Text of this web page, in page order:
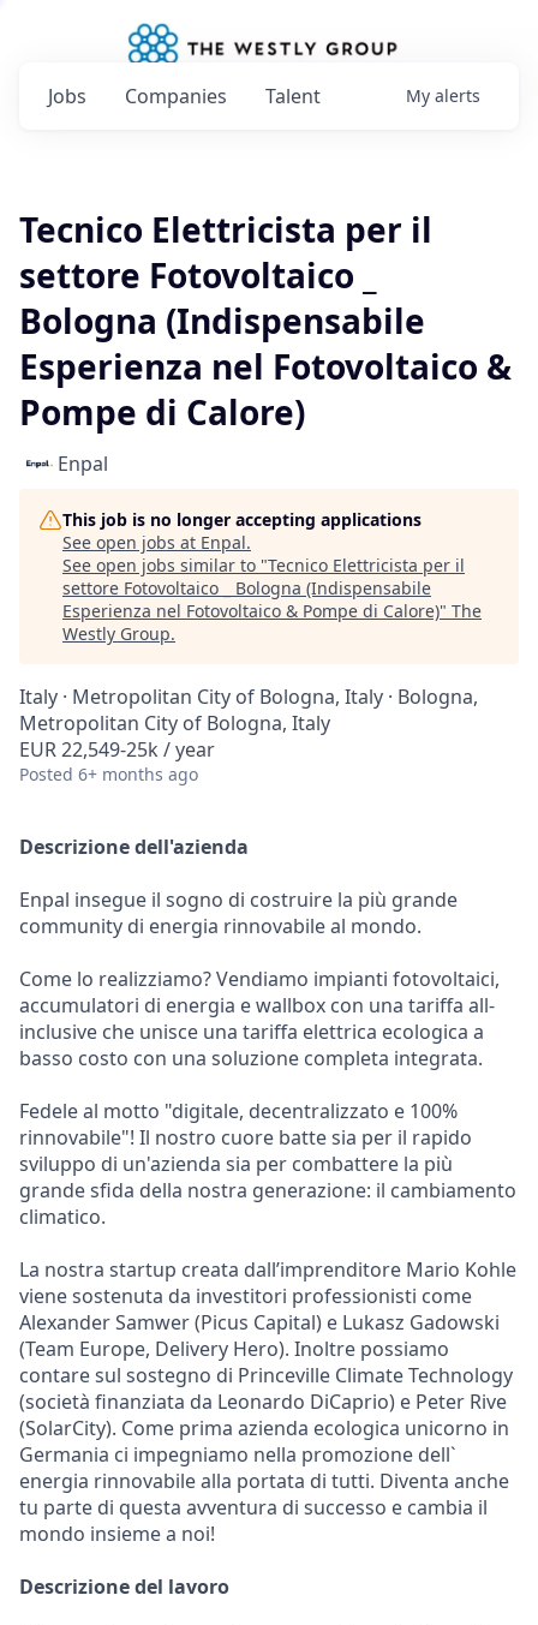
Jobs Companies Talent My alerts
Tecnico Elettricista per il
settore Fotovoltaico _
Bologna (Indispensabile
Esperienza nel Fotovoltaico &
Pompe di Calore)
Enpal
This job is no longer accepting applications
See open jobs at Enpal.
See open jobs similar to "Tecnico Elettricista per il
settore Fotovoltaico _ Bologna (Indispensabile
Esperienza nel Fotovoltaico & Pompe di Calore)" The
Westly Group.
Italy · Metropolitan City of Bologna, Italy · Bologna,
Metropolitan City of Bologna, Italy
EUR 22,549-25k / year
Posted 6+ months ago
Descrizione dell'azienda
Enpal insegue il sogno di costruire la più grande
community di energia rinnovabile al mondo.
Come lo realizziamo? Vendiamo impianti fotovoltaici,
accumulatori di energia e wallbox con una tariffa all-
inclusive che unisce una tariffa elettrica ecologica a
basso costo con una soluzione completa integrata.
Fedele al motto "digitale, decentralizzato e 100%
rinnovabile"! Il nostro cuore batte sia per il rapido
sviluppo di un'azienda sia per combattere la più
grande sfida della nostra generazione: il cambiamento
climatico.
La nostra startup creata dall’imprenditore Mario Kohle
viene sostenuta da investitori professionisti come
Alexander Samwer (Picus Capital) e Lukasz Gadowski
(Team Europe, Delivery Hero). Inoltre possiamo
contare sul sostegno di Princeville Climate Technology
(società finanziata da Leonardo DiCaprio) e Peter Rive
(SolarCity). Come prima azienda ecologica unicorno in
Germania ci impegniamo nella promozione dell`
energia rinnovabile alla portata di tutti. Diventa anche
tu parte di questa avventura di successo e cambia il
mondo insieme a noi!
Descrizione del lavoro